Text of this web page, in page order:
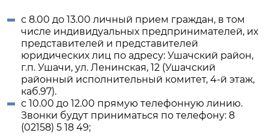
с 8.00 до 13.00 личный прием граждан, в том
числе индивидуальных предпринимателей, их
представителей и представителей
юридических лиц по адресу: Ушачский район,
г.п. Ушачи, ул. Ленинская, 12 (Ушачский
районный исполнительный комитет, 4-й этаж,
каб.97).
с 10.00 до 12.00 прямую телефонную линию.
Звонки будут приниматься по телефону: 8
(02158) 5 18 49;